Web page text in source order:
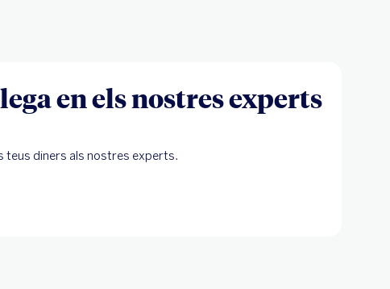
en els nostres experts
teus diners als nostres experts.